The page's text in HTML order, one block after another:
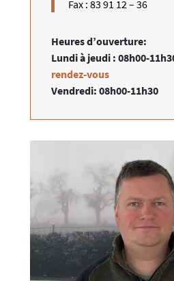
Fax : 83 91 12 – 36​
Heures d’ouverture:​​
Lundi à jeudi : 08h00-
rendez-vous
Vendredi: 08h00-11h30